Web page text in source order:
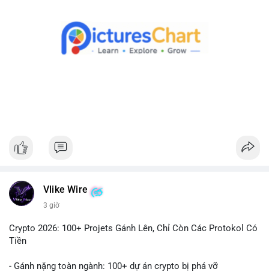
hành động theo cảm xúc. Nếu chuyển sang ví lạnh, đây là tín
hiệu tích cực cho xu hướng dài hạn.
Vlike Wire
3 giờ
Crypto 2026: 100+ Projets Gánh Lên, Chỉ Còn Các Protokol Có
Tiền
- Gánh nặng toàn ngành: 100+ dự án crypto bị phá vỡ